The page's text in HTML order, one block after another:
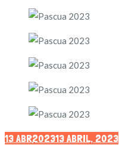
13 ABR202313 ABRIL, 2023